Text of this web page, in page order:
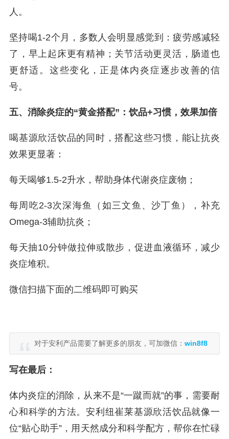
人。
坚持喝1-2个月，多数人会明显感觉到：疲劳感减轻
了，早上起床更有精神；关节活动更灵活，肠道也
更舒适。这些变化，正是体内炎症逐步改善的信
号。
五、消除炎症的“黄金搭配”：饮品+习惯，效果加倍
喝基源欣活饮品的同时，搭配这些习惯，能让抗炎
效果更显著：
每天喝够1.5-2升水，帮助身体代谢炎症废物；
每周吃2-3次深海鱼（如三文鱼、沙丁鱼），补充
Omega-3辅助抗炎；
每天抽10分钟做拉伸或散步，促进血液循环，减少
炎症堆积。
微信扫描下面的二维码即可购买
对于安利产品需要了解更多的朋友，可加微信： win8f8
写在最后：
体内炎症的消除，从来不是“一蹴而就”的事，需要耐
心和科学的方法。安利纽崔莱基源欣活饮品就像一
位“贴心助手”，用天然成分和科学配方，帮你在忙碌